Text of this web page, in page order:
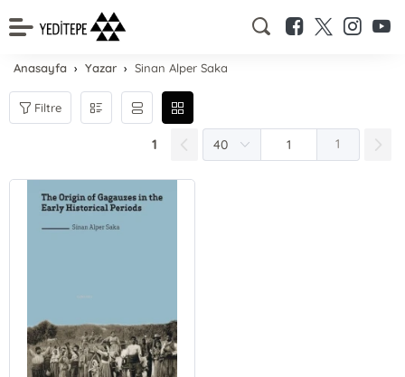
Anasayfa Yazar Sinan Alper Saka
Filtre
1 1